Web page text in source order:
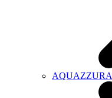
AQUAZZURA